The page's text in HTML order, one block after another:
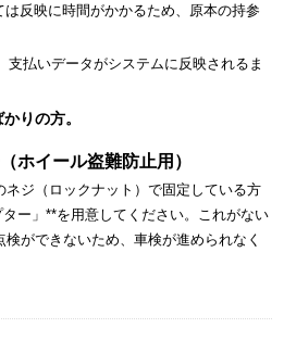
反映に時間がかかるため、原本の持参
支払いデータがシステムに反映されるま
りの方。
ホイール盗難防止用）
ジ（ロックナット）で固定している方
ー」**を用意してください。これがない
ができないため、車検が進められなく